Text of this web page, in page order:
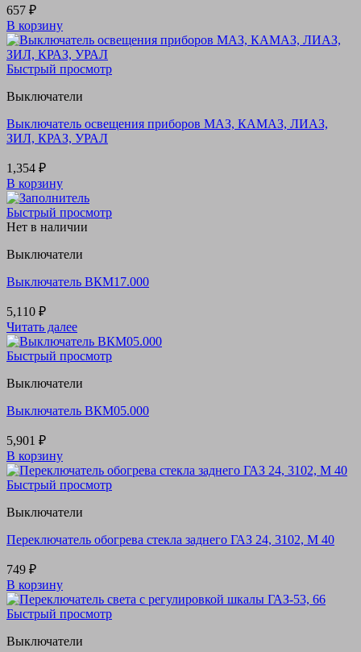
657 ₽
В корзину
Быстрый просмотр
Выключатели
Выключатель освещения приборов МАЗ, КАМАЗ, ЛИАЗ,
ЗИЛ, КРАЗ, УРАЛ
1,354 ₽
В корзину
Быстрый просмотр
Нет в наличии
Выключатели
Выключатель ВКМ17.000
5,110 ₽
Читать далее
Быстрый просмотр
Выключатели
Выключатель ВКМ05.000
5,901 ₽
В корзину
Быстрый просмотр
Выключатели
Переключатель обогрева стекла заднего ГАЗ 24, 3102, М 40
749 ₽
В корзину
Быстрый просмотр
Выключатели